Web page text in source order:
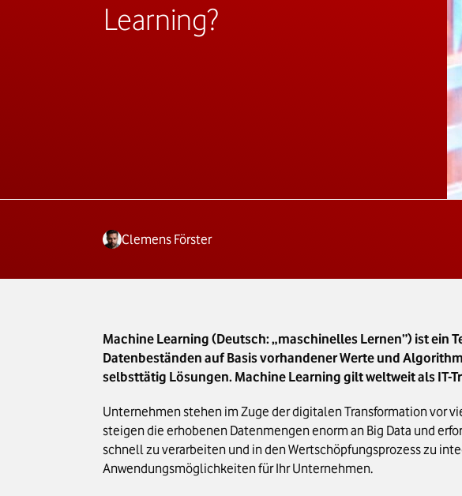
Learning?
Clemens Förster
Machine Learning (Deutsch: „maschinelles Lernen”) ist ein
Datenbeständen auf Basis vorhandener Werte und
selbsttätig Lösungen. Machine Learning gilt weltweit als
Unternehmen stehen im Zuge der digitalen Transformation vor
steigen die erhobenen Datenmengen enorm an Big Data und
schnell zu verarbeiten und in den Wertschöpfungsprozess zu
Anwendungsmöglichkeiten für Ihr Unternehmen.